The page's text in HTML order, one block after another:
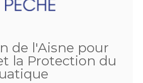
de l'Aisne pour
la Protection du